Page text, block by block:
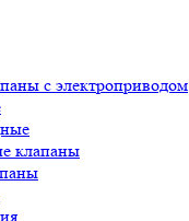
с электроприводом
клапаны